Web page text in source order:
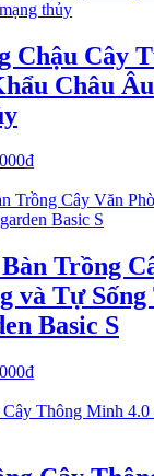
Chậu Cây
Châu
₫
Trồng
và Tự Sống
Basic S
₫